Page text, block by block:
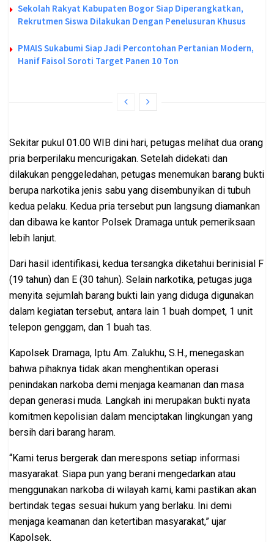
Sekolah Rakyat Kabupaten Bogor Siap Diperangkatkan,
Rekrutmen Siswa Dilakukan Dengan Penelusuran Khusus
PMAIS Sukabumi Siap Jadi Percontohan Pertanian Modern,
Hanif Faisol Soroti Target Panen 10 Ton
Sekitar pukul 01.00 WIB dini hari, petugas melihat dua orang
pria berperilaku mencurigakan. Setelah didekati dan
dilakukan penggeledahan, petugas menemukan barang bukti
berupa narkotika jenis sabu yang disembunyikan di tubuh
kedua pelaku. Kedua pria tersebut pun langsung diamankan
dan dibawa ke kantor Polsek Dramaga untuk pemeriksaan
lebih lanjut.
Dari hasil identifikasi, kedua tersangka diketahui berinisial F
(19 tahun) dan E (30 tahun). Selain narkotika, petugas juga
menyita sejumlah barang bukti lain yang diduga digunakan
dalam kegiatan tersebut, antara lain 1 buah dompet, 1 unit
telepon genggam, dan 1 buah tas.
Kapolsek Dramaga, Iptu Am. Zalukhu, S.H., menegaskan
bahwa pihaknya tidak akan menghentikan operasi
penindakan narkoba demi menjaga keamanan dan masa
depan generasi muda. Langkah ini merupakan bukti nyata
komitmen kepolisian dalam menciptakan lingkungan yang
bersih dari barang haram.
“Kami terus bergerak dan merespons setiap informasi
masyarakat. Siapa pun yang berani mengedarkan atau
menggunakan narkoba di wilayah kami, kami pastikan akan
bertindak tegas sesuai hukum yang berlaku. Ini demi
menjaga keamanan dan ketertiban masyarakat,” ujar
Kapolsek.